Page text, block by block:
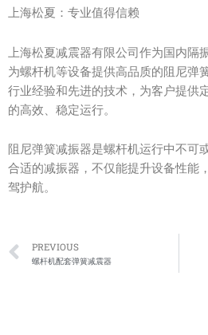
上海松夏：专业值得信赖
上海松夏减震器有限公司作为国内隔
为螺杆机等设备提供高品质的阻尼弹
行业经验和先进的技术，为客户提供
的高效、稳定运行。
阻尼弹簧减振器是螺杆机运行中不可
合适的减振器，不仅能提升设备性能
驾护航。
Prev
PREVIOUS
螺杆机配套弹簧减震器